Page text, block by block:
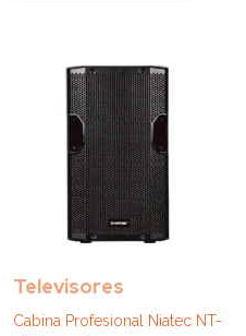
Televisores
Cabina Profesional Niatec NT-